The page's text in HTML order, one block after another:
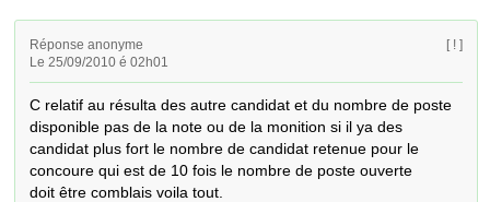
Réponse anonyme
Le 25/09/2010 é 02h01
[ ! ]
C relatif au résulta des autre candidat et du nombre de poste
disponible pas de la note ou de la monition si il ya des
candidat plus fort le nombre de candidat retenue pour le
concoure qui est de 10 fois le nombre de poste ouverte
doit être comblais voila tout.